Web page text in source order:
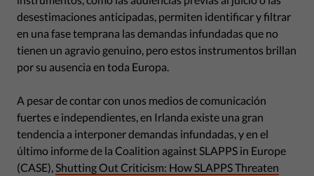
desestimaciones anticipadas, permiten identificar y filtrar
en una fase temprana las demandas infundadas que no
tienen un agravio genuino, pero estos instrumentos brillan
por su ausencia en toda Europa.
A pesar de contar con unos medios de comunicación
fuertes e independientes, en Irlanda existe una gran
tendencia a interponer demandas infundadas, y en el
último informe de la Coalition against SLAPPS in Europe
(CASE), Shutting Out Criticism: How SLAPPS Threaten